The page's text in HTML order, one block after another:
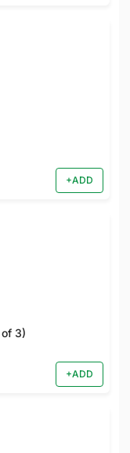
+ADD
3)
+ADD